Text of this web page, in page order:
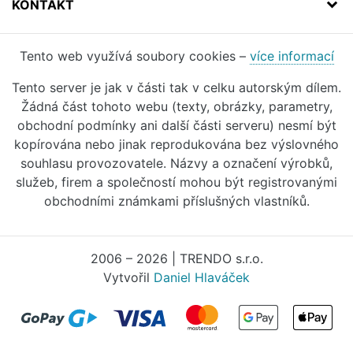
KONTAKT
Tento web využívá soubory cookies – více informací
Tento server je jak v části tak v celku autorským dílem.
Žádná část tohoto webu (texty, obrázky, parametry,
obchodní podmínky ani další části serveru) nesmí být
kopírována nebo jinak reprodukována bez výslovného
souhlasu provozovatele. Názvy a označení výrobků,
služeb, firem a společností mohou být registrovanými
obchodními známkami příslušných vlastníků.
2006 – 2026 | TRENDO s.r.o.
Vytvořil Daniel Hlaváček